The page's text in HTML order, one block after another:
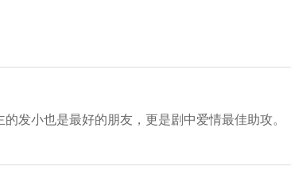
发小也是最好的朋友，更是剧中爱情最佳助攻。